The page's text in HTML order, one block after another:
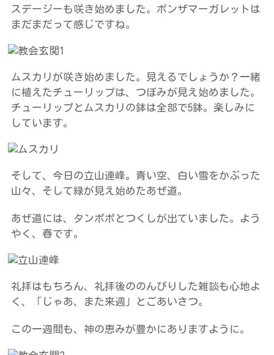
スデージーも咲き始めました。ボンザマーガレットは
まだまだって感じですね。
ムスカリが咲き始めました。見えるでしょうか？一緒
に植えたチューリップは、つぼみが見え始めました。
チューリップとムスカリの鉢は全部で5鉢。楽しみに
しています。
そして、今日の立山連峰。青い空、白い雪をかぶった
山々、そして緑が見え始めたあぜ道。
あぜ道には、タンポポとつくしが出ていました。よう
やく、春です。
礼拝はもちろん、礼拝後ののんびりした雑談も心地よ
く、「じゃあ、また来週」とごあいさつ。
この一週間も、神の恵みが豊かにありますように。